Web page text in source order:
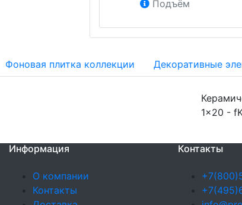
Подъём
Фоновая плитка коллекции Декоративные
1x20 -
Информация
О компании
Контакты
Контакты